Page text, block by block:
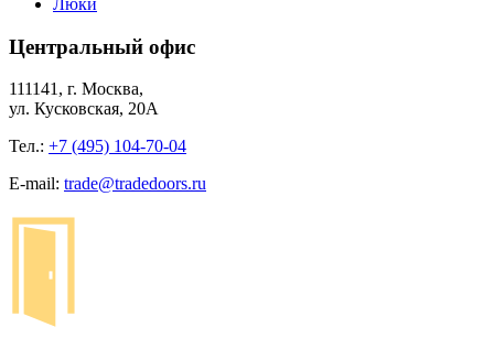
Люки
Центральный офис
111141, г. Москва,
ул. Кусковская, 20А
Тел.: +7 (495) 104-70-04
E-mail: trade@tradedoors.ru